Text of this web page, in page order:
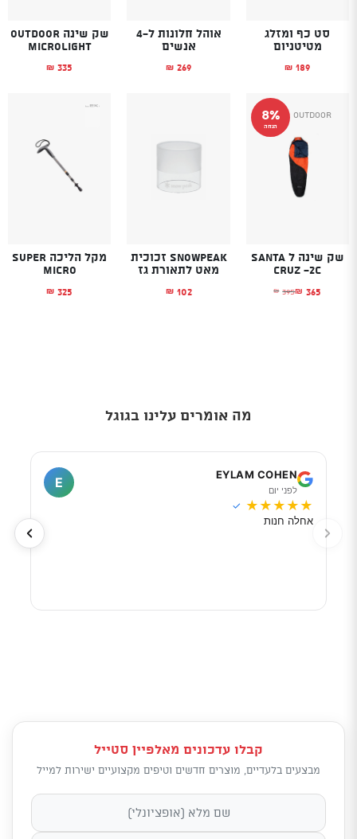
סט כף ומזלג
מטיטניום
₪ 189
אוהל חלונות ל-4
אנשים
₪ 269
שק שינה OUTDOOR
Microlight
₪ 335
8%
הנחה
Outdoor
שק שינה ל Santa
Cruz -2C
₪ 395
המחיר המקורי היה: ₪395.₪ 365 המחיר הנוכחי הוא: ₪365.
SnowPeak זכוכית
מאט לתאורת גז
₪ 102
מקל הליכה SUPER
MICRO
₪ 325
מה אומרים עלינו בגוגל
EYLAM COHEN
לפני יום
E
★
★
★
★
★
✓
אחלה חנות
קבלו עדכונים מאלפיין סטייל
מבצעים בלעדיים, מוצרים חדשים וטיפים מקצועיים ישירות למייל